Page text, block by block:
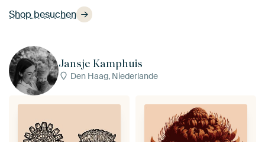
Shop besuchen
Jansje Kamphuis
Den Haag, Niederlande